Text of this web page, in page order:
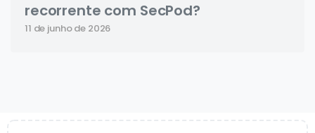
recorrente com SecPod?
11 de junho de 2026